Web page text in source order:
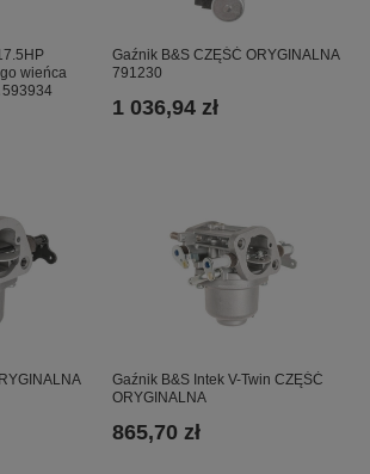
wieńca
593934
Gaźnik B&S CZĘŚĆ ORYGINALNA
791230
1 036,94 zł
Gaźnik B&S Intek V-Twin CZĘŚĆ
ORYGINALNA
865,70 zł